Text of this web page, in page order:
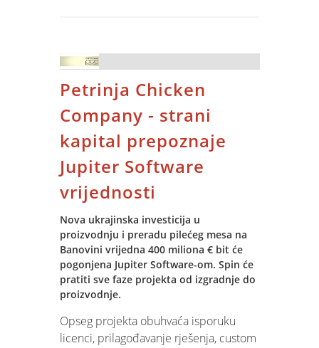
norme ISO 9001:2015.
Protekle godine se pred Hrvatskom
kovnicom novca, radi ulaska Republike
Hrvatske u Eurozonu, nalazio veliki
izazov kovanja velike količine
eurokovanica koji je uspješno savladan.
Tako je Hrvatska postala jedna od 17
zemalja Eurozone koja proizvodi
kovanice Eura u vlastitoj kovnici novca.
Tvrtka je kroz prošlu godinu iskovala
nešto više od 400 milijuna
eurokovanica od ukupno 650 milijuna
eurokovanica koje je Hrvatska obvezna
proizvesti pridruživanjem Eurozoni.
Preostali dio će se proizvesti kroz
tekuću godinu, a prilikom cijelog
pruža podršku kroz nova softverska
rješenja za proizvodnju, pakiranje i
Petrinja Chicken
Company - strani
kapital prepoznaje
Jupiter Software
vrijednosti
Nova ukrajinska investicija u
proizvodnju i preradu pilećeg mesa na
Banovini vrijedna 400 miliona € bit će
pogonjena Jupiter Software-om. Spin će
pratiti sve faze projekta od izgradnje do
proizvodnje.
Opseg projekta obuhvaća isporuku
licenci, prilagođavanje rješenja, custom